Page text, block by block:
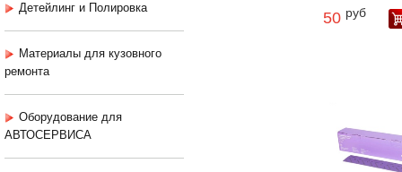
Детейлинг и Полировка
Материалы для кузовного
ремонта
Оборудование для
АВТОСЕРВИСА
50 руб